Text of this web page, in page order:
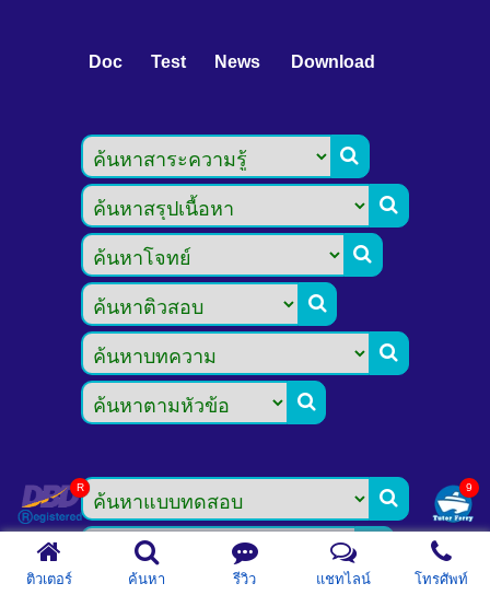
Doc Test News Download







ติวเตอร์ ค้นหา รีวิว แชทไลน์ โทรศัพท์